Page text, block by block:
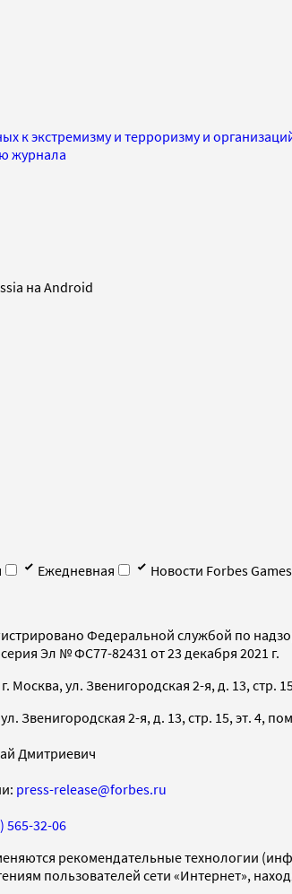
к экстремизму и терроризму и
журнала
на Android
Ежедневная
Новости Forbes Games
Федеральной службой по
Эл № ФС77-82431 от 23 декабря 2021 г.
Москва, ул. Звенигородская 2-я, д. 13, стр.
Звенигородская 2-я, д. 13, стр. 15, эт. 4,
Дмитриевич
press-release@forbes.ru
565-32-06
рекомендательные технологии
пользователей сети «Интернет»,